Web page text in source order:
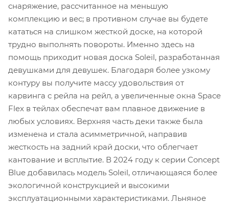
снаряжение, рассчитанное на меньшую
комплекцию и вес; в противном случае вы будете
кататься на слишком жесткой доске, на которой
трудно выполнять повороты. Именно здесь на
помощь приходит новая доска Soleil, разработанная
девушками для девушек. Благодаря более узкому
контуру вы получите массу удовольствия от
карвинга с рейла на рейл, а увеличенные окна Space
Flex в тейлах обеспечат вам плавное движение в
любых условиях. Верхняя часть деки также была
изменена и стала асимметричной, направив
жесткость на задний край доски, что облегчает
кантование и всплытие. В 2024 году к серии Concept
Blue добавилась модель Soleil, отличающаяся более
экологичной конструкцией и высокими
эксплуатационными характеристиками. Льняное